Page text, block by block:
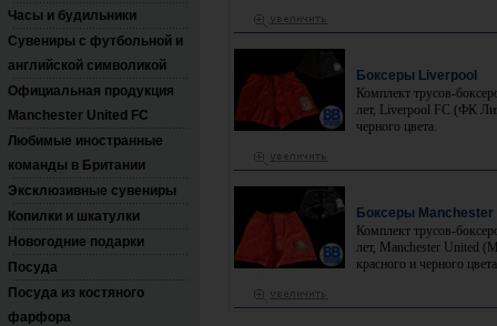
Часы и будильники
Сувениры с футбольной и
английской символикой
Официальная продукция
Manchester United FC
Любимые иностранные
команды в Британии
Эксклюзивные сувениры
Копилки и шкатулки
Новогодние подарки
Посуда
Посуда из костяного
фарфора
Боксеры Liverpool
Комплект трусов-
лет, Liverpool FC (ФК
черного цвета.
Боксеры Manchester
Комплект трусов-
лет, Manchester United
красного и черного